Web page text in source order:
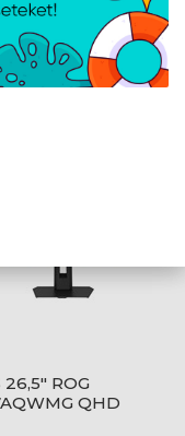
21,5" VT229H FHD
IPS fekete monitor
26,5" ROG
QHD